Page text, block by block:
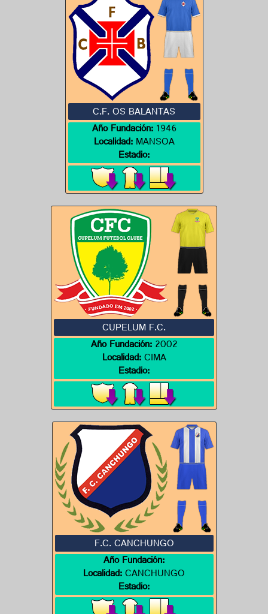
C.F. OS BALANTAS
Año Fundación:1946
Localidad:MANSOA
Estadio:
CUPELUM F.C.
Año Fundación:2002
Localidad:CIMA
Estadio:
F.C. CANCHUNGO
Año Fundación:
Localidad:CANCHUNGO
Estadio: